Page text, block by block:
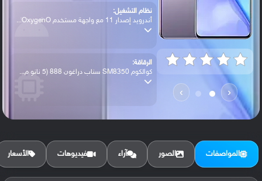
‹
›
نظام التشغيل:
أندرويد إصدار 11 مع واجهة مستخدم OxygenO...
الرقاقة:
كوالكوم SM8350 سناب دراغون 888 (5 نانو م...
الرام / التخزين:
المواصفات الصور آراء فيديوهات الأسعار